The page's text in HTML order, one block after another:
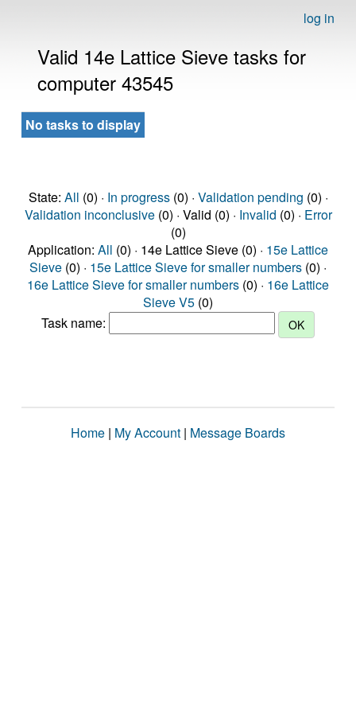
log in
Valid 14e Lattice Sieve tasks for
computer 43545
No tasks to display
State: All (0) · In progress(0) · Validation pending (0) ·
Validation inconclusive(0) · Valid (0) · Invalid (0) · Error
(0)
Application: All (0) · 14e Lattice Sieve (0) · 15e Lattice
Sieve (0) · 15e Lattice Sieve for smaller numbers (0) ·
16e Lattice Sieve for smaller numbers (0) · 16e Lattice
Sieve V5 (0)
Task name:
Home | My Account | Message Boards